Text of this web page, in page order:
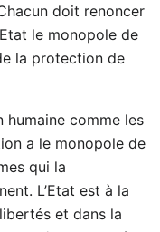
doit renoncer
le monopole de
la protection de
humaine comme les
a le monopole de
qui la
L’Etat est à la
et dans la